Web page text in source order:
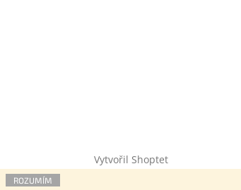
ROZUMÍM
Vytvořil Shoptet